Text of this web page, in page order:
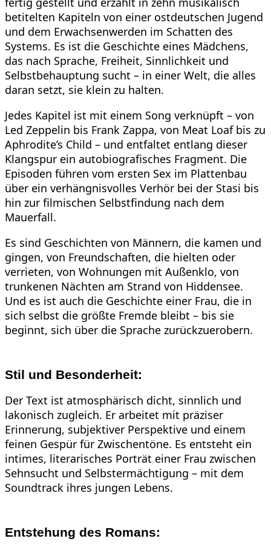
betitelten Kapiteln von einer ostdeutschen Jugend
und dem Erwachsenwerden im Schatten des
Systems. Es ist die Geschichte eines Mädchens,
das nach Sprache, Freiheit, Sinnlichkeit und
Selbstbehauptung sucht – in einer Welt, die alles
daran setzt, sie klein zu halten.
Jedes Kapitel ist mit einem Song verknüpft – von
Led Zeppelin bis Frank Zappa, von Meat Loaf bis zu
Aphrodite’s Child – und entfaltet entlang dieser
Klangspur ein autobiografisches Fragment. Die
Episoden führen vom ersten Sex im Plattenbau
über ein verhängnisvolles Verhör bei der Stasi bis
hin zur filmischen Selbstfindung nach dem
Mauerfall.
Es sind Geschichten von Männern, die kamen und
gingen, von Freundschaften, die hielten oder
verrieten, von Wohnungen mit Außenklo, von
trunkenen Nächten am Strand von Hiddensee.
Und es ist auch die Geschichte einer Frau, die in
sich selbst die größte Fremde bleibt – bis sie
beginnt, sich über die Sprache zurückzuerobern.
Stil und Besonderheit:
Der Text ist atmosphärisch dicht, sinnlich und
lakonisch zugleich. Er arbeitet mit präziser
Erinnerung, subjektiver Perspektive und einem
feinen Gespür für Zwischentöne. Es entsteht ein
intimes, literarisches Porträt einer Frau zwischen
Sehnsucht und Selbstermächtigung – mit dem
Soundtrack ihres jungen Lebens.
Entstehung des Romans: